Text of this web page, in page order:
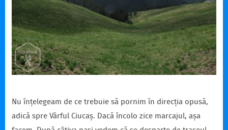
Nu înțelegeam de ce trebuie să pornim în direcția opusă,
adică spre Vârful Ciucaș. Dacă încolo zice marcajul, așa